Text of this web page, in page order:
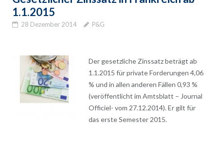
1.1.2015
28 Dezember 2014 P&G
Der gesetzliche Zinssatz beträgt ab
1.1.2015 für private Forderungen 4,06
% und in allen anderen Fällen 0,93 %
(veröffentlicht im Amtsblatt – Journal
Officiel- vom 27.12.2014). Er gilt für
das erste Semester 2015.